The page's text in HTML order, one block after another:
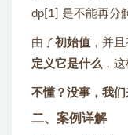
dp[1] 是不能再分
由了初始值 ，并
定义它是什么 ，
不懂？没事，我
二、案例详解